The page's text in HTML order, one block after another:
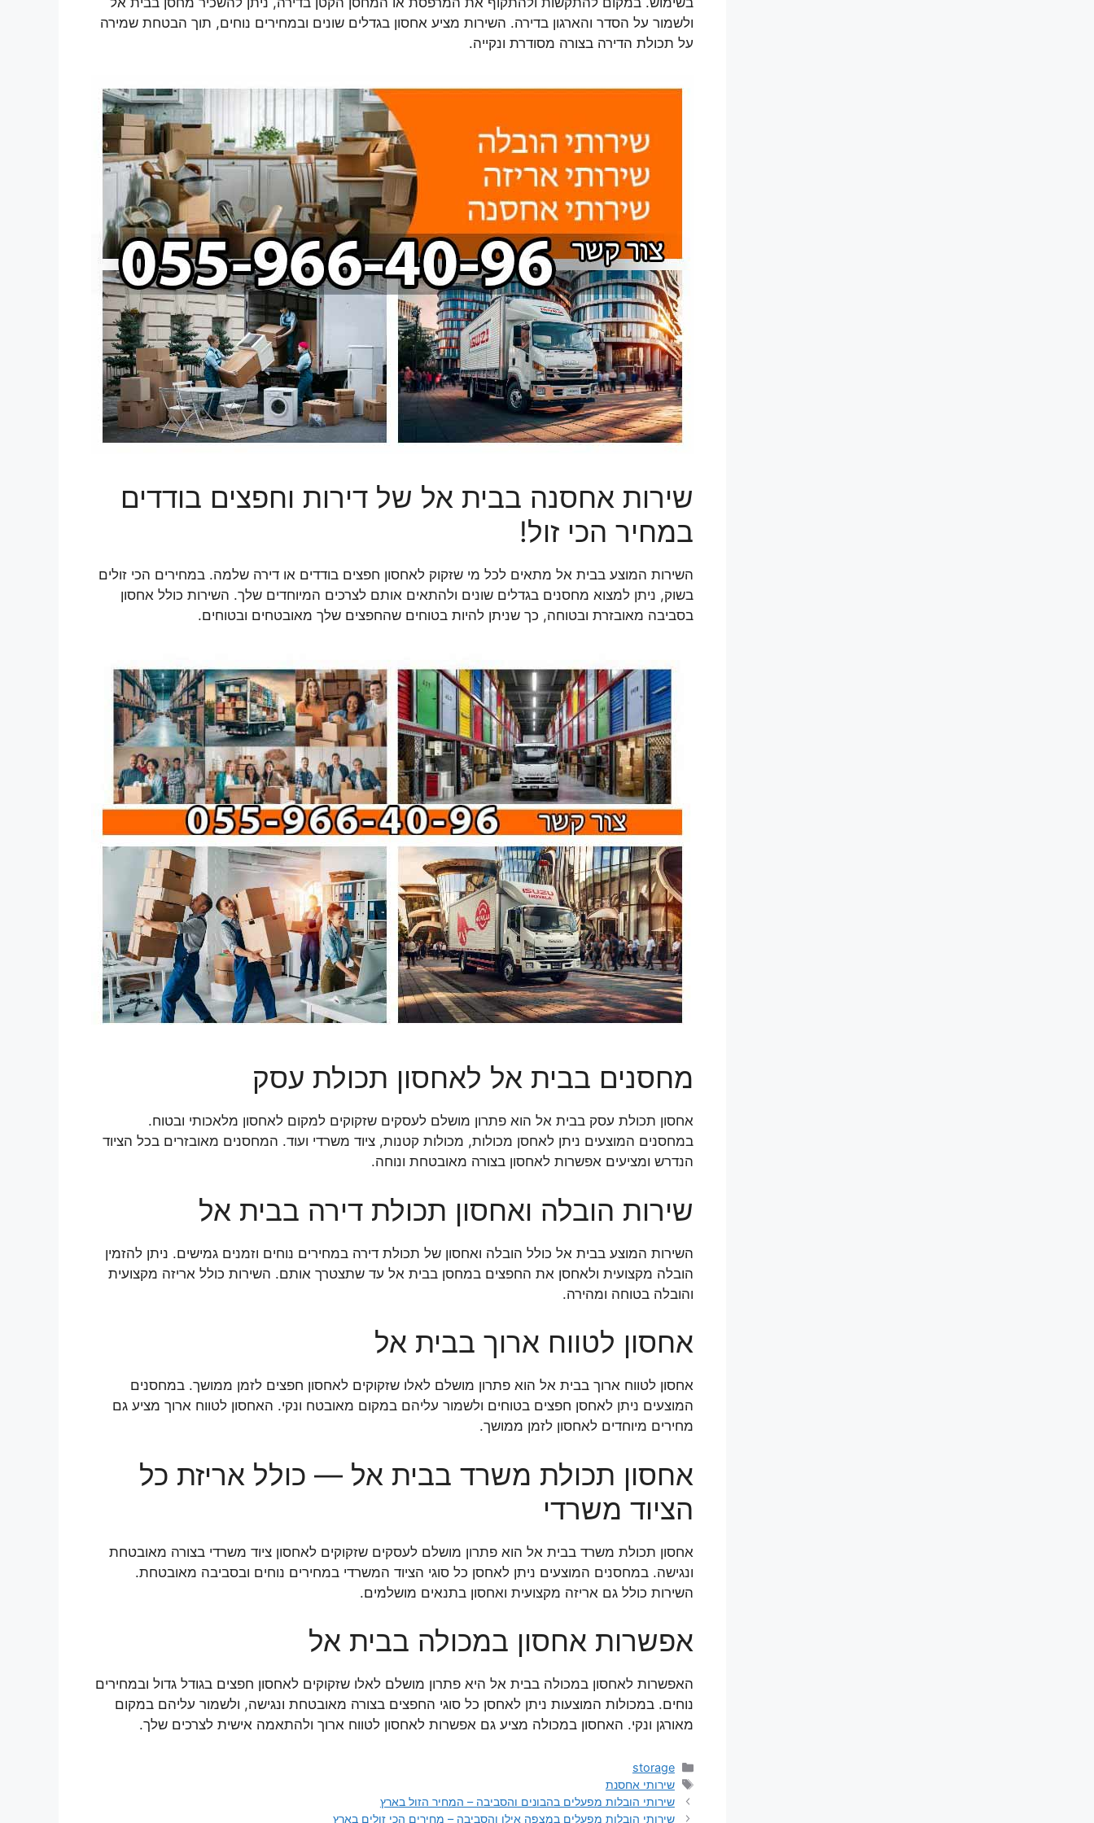
ולשמור על הסדר והארגון בדירה. השירות מציע אחסון בגדלים שונים ובמחירים נוחים, תוך הבטחת שמירה
על תכולת הדירה בצורה מסודרת ונקייה.
שירות אחסנה בבית אל של דירות וחפצים בודדים
במחיר הכי זול!
השירות המוצע בבית אל מתאים לכל מי שזקוק לאחסון חפצים בודדים או דירה שלמה. במחירים הכי זולים
בשוק, ניתן למצוא מחסנים בגדלים שונים ולהתאים אותם לצרכים המיוחדים שלך. השירות כולל אחסון
בסביבה מאובזרת ובטוחה, כך שניתן להיות בטוחים שהחפצים שלך מאובטחים ובטוחים.
מחסנים בבית אל לאחסון תכולת עסק
אחסון תכולת עסק בבית אל הוא פתרון מושלם לעסקים שזקוקים למקום לאחסון מלאכותי ובטוח.
במחסנים המוצעים ניתן לאחסן מכולות, מכולות קטנות, ציוד משרדי ועוד. המחסנים מאובזרים בכל הציוד
הנדרש ומציעים אפשרות לאחסון בצורה מאובטחת ונוחה.
שירות הובלה ואחסון תכולת דירה בבית אל
השירות המוצע בבית אל כולל הובלה ואחסון של תכולת דירה במחירים נוחים וזמנים גמישים. ניתן להזמין
הובלה מקצועית ולאחסן את החפצים במחסן בבית אל עד שתצטרך אותם. השירות כולל אריזה מקצועית
והובלה בטוחה ומהירה.
אחסון לטווח ארוך בבית אל
אחסון לטווח ארוך בבית אל הוא פתרון מושלם לאלו שזקוקים לאחסון חפצים לזמן ממושך. במחסנים
המוצעים ניתן לאחסן חפצים בטוחים ולשמור עליהם במקום מאובטח ונקי. האחסון לטווח ארוך מציע גם
מחירים מיוחדים לאחסון לזמן ממושך.
אחסון תכולת משרד בבית אל — כולל אריזת כל
הציוד משרדי
אחסון תכולת משרד בבית אל הוא פתרון מושלם לעסקים שזקוקים לאחסון ציוד משרדי בצורה מאובטחת
ונגישה. במחסנים המוצעים ניתן לאחסן כל סוגי הציוד המשרדי במחירים נוחים ובסביבה מאובטחת.
השירות כולל גם אריזה מקצועית ואחסון בתנאים מושלמים.
אפשרות אחסון במכולה בבית אל
האפשרות לאחסון במכולה בבית אל היא פתרון מושלם לאלו שזקוקים לאחסון חפצים בגודל גדול ובמחירים
נוחים. במכולות המוצעות ניתן לאחסן כל סוגי החפצים בצורה מאובטחת ונגישה, ולשמור עליהם במקום
מאורגן ונקי. האחסון במכולה מציע גם אפשרות לאחסון לטווח ארוך ולהתאמה אישית לצרכים שלך.
קטגוריות
storage
תגיות
שירותי אחסנת
שירותי הובלות מפעלים בהבונים והסביבה – המחיר הזול בארץ
שירותי הובלות מפעלים במצפה אילן והסביבה – מחירים הכי זולים בארץ